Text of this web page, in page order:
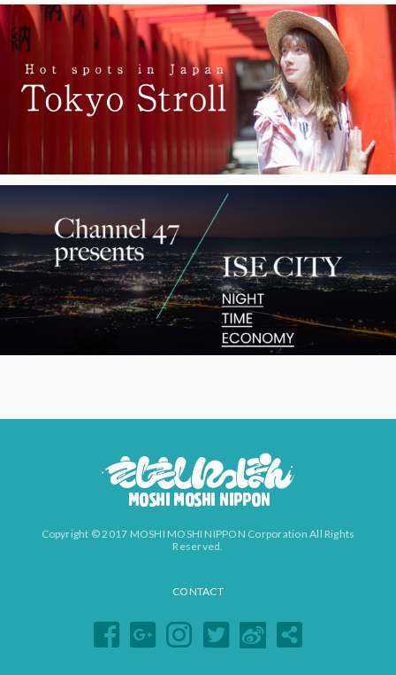
Copyright © 2017 MOSHI MOSHI NIPPON Corporation All Rights
Reserved.
CONTACT